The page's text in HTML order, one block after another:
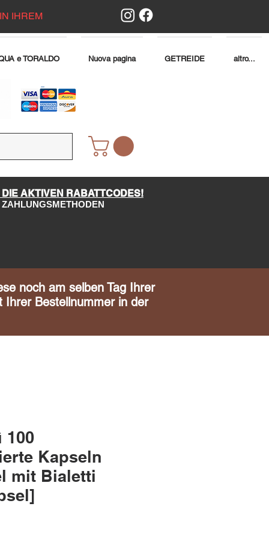
IHREM
e TORALDO Nuova pagina GETREIDE altro...
AKTIVEN RABATTCODES!
noch am selben Tag Ihrer
Bestellnummer in der
100
Kapseln
mit Bialetti